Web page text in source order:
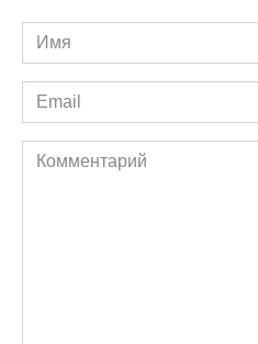
Имя
*
Email
*
Комментарий